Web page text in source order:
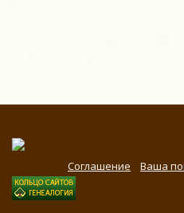
Соглашение Ваша